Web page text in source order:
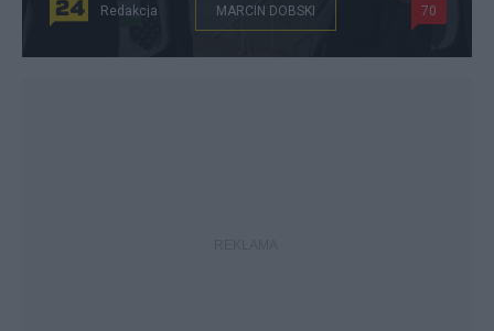
Redakcja MARCIN DOBSKI 70